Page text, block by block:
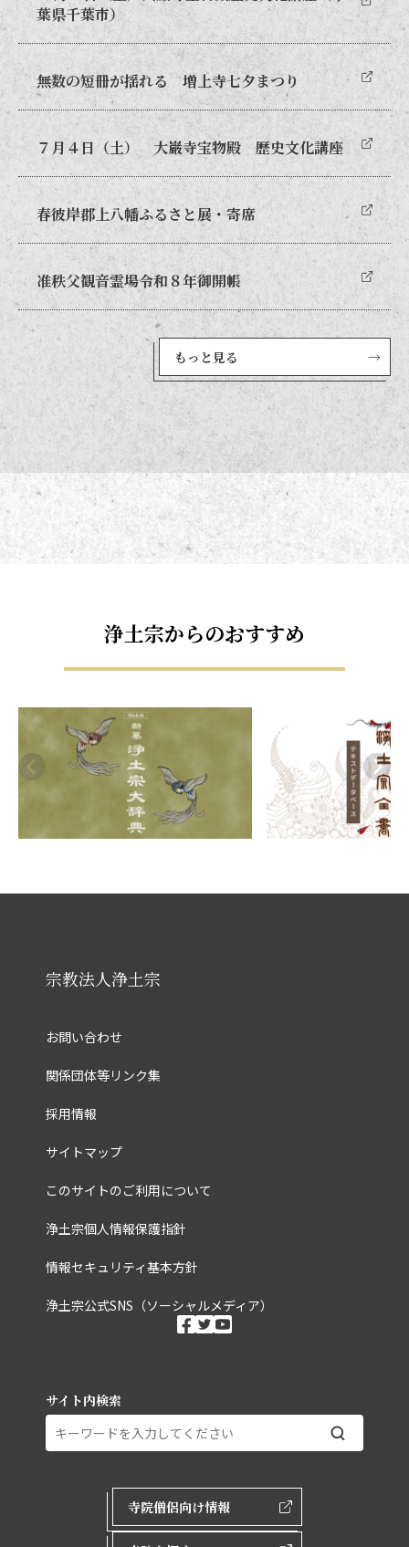
葉県千葉市）
無数の短冊が揺れる 増上寺七夕まつり
７月４日（土） 大巌寺宝物殿 歴史文化講座
春彼岸郡上八幡ふるさと展・寄席
准秩父観音霊場令和８年御開帳
もっと見る →
浄土宗からのおすすめ
宗教法人浄土宗
お問い合わせ
関係団体等リンク集
採用情報
サイトマップ
このサイトのご利用について
浄土宗個人情報保護指針
情報セキュリティ基本方針
浄土宗公式SNS（ソーシャルメディア）
ソーシャルメディ
facebook
twitter
サイト内検索
外部ページリンク
寺院僧侶向け情報